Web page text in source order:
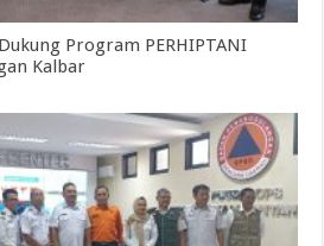
Program PERHIPTANI
Kalbar